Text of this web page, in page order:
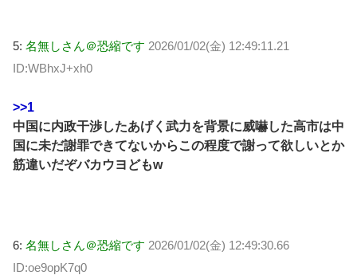
5: 名無しさん＠恐縮です 2026/01/02(金) 12:49:11.21
ID:WBhxJ+xh0
>>1
中国に内政干渉したあげく武力を背景に威嚇した高市は中
国に未だ謝罪できてないからこの程度で謝って欲しいとか
筋違いだぞバカウヨどもw
6: 名無しさん＠恐縮です 2026/01/02(金) 12:49:30.66
ID:oe9opK7q0